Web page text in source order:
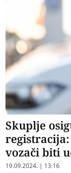
Skuplje
vozači biti
19.09.2024. | 13:16